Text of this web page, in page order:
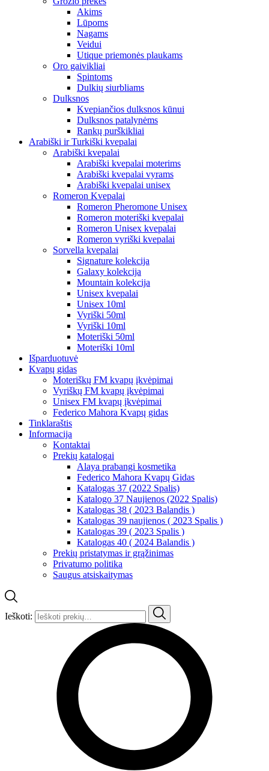
Akims
Lūpoms
Nagams
Veidui
Utique priemonės plaukams
Oro gaivikliai
Spintoms
Dulkių siurbliams
Dulksnos
Kvepiančios dulksnos kūnui
Dulksnos patalynėms
Rankų purškikliai
Arabiški ir Turkiški kvepalai
Arabiški kvepalai
Arabiški kvepalai moterims
Arabiški kvepalai vyrams
Arabiški kvepalai unisex
Romeron Kvepalai
Romeron Pheromone Unisex
Romeron moteriški kvepalai
Romeron Unisex kvepalai
Romeron vyriški kvepalai
Sorvella kvepalai
Signature kolekcija
Galaxy kolekcija
Mountain kolekcija
Unisex kvepalai
Unisex 10ml
Vyriški 50ml
Vyriški 10ml
Moteriški 50ml
Moteriški 10ml
Išparduotuvė
Kvapų gidas
Moteriškų FM kvapų įkvėpimai
Vyriškų FM kvapų įkvėpimai
Unisex FM kvapų įkvėpimai
Federico Mahora Kvapų gidas
Tinklaraštis
Informacija
Kontaktai
Prekių katalogai
Alaya prabangi kosmetika
Federico Mahora Kvapų Gidas
Katalogas 37 (2022 Spalis)
Katalogo 37 Naujienos (2022 Spalis)
Katalogas 38 ( 2023 Balandis )
Katalogas 39 naujienos ( 2023 Spalis )
Katalogas 39 ( 2023 Spalis )
Katalogas 40 ( 2024 Balandis )
Prekių pristatymas ir grąžinimas
Privatumo politika
Saugus atsiskaitymas
Ieškoti: